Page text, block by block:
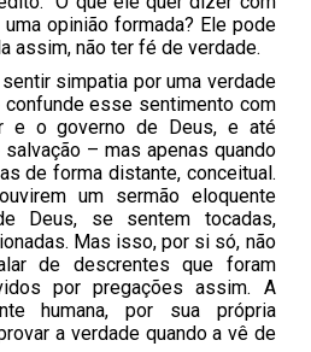
opinião formada? Ele pode
assim, não ter fé de verdade.
simpatia por uma verdade
confunde esse sentimento com
e o governo de Deus, e até
– mas apenas quando
de forma distante, conceitual.
um sermão eloquente
Deus, se sentem tocadas,
Mas isso, por si só, não
de descrentes que foram
por pregações assim. A
humana, por sua própria
a verdade quando a vê de